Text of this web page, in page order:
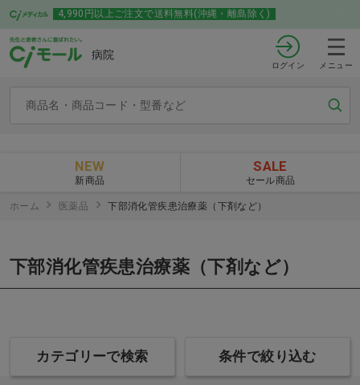
4,990円以上ご注文で送料無料(沖縄・離島除く)
病院
ログイン メニュー
NEW
新商品
SALE
セール商品
ホーム 医薬品 下部消化管疾患治療薬（下剤など）
下部消化管疾患治療薬（下剤など）
カテゴリーで検索 条件で絞り込む